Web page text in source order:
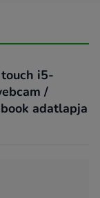
i5-
/
adatlapja